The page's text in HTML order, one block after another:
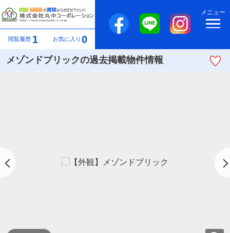
閲覧履歴 1 お気に入り 0
メニュー
メゾンドブリックの過去掲載物件情報